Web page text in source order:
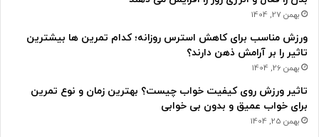
بهمن 27, 1404
ورزش مناسب برای کاهش استرس روزانه؛ کدام تمرین ها بیشترین
تاثیر را بر آرامش ذهن دارند؟
بهمن 26, 1404
تاثیر ورزش روی کیفیت خواب چیست؟ بهترین زمان و نوع تمرین
برای خواب عمیق و بدون بی خوابی
بهمن 25, 1404